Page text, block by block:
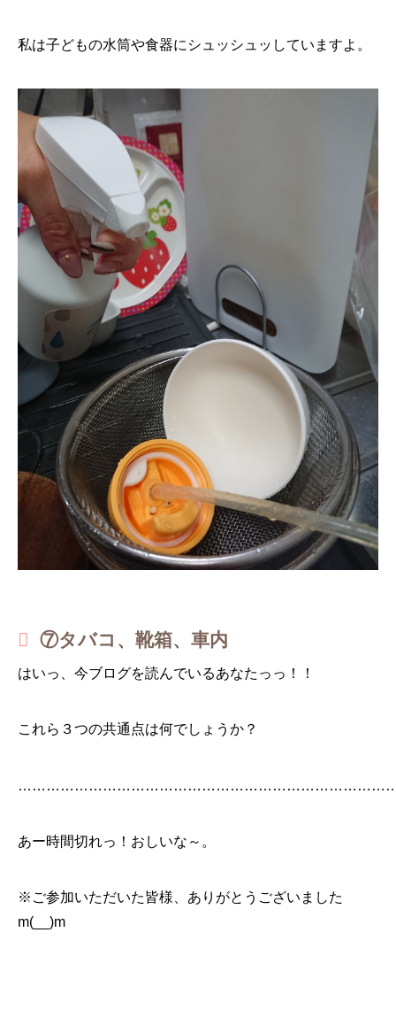
私は子どもの水筒や食器にシュッシュッしていますよ。
⑦タバコ、靴箱、車内
はいっ、今ブログを読んでいるあなたっっ！！
これら３つの共通点は何でしょうか？
あー時間切れっ！おしいな～。
※ご参加いただいた皆様、ありがとうございました
m(__)m